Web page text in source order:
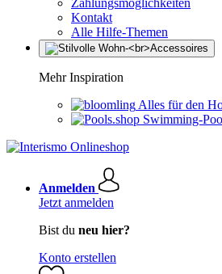
Zahlungsmöglichkeiten
Kontakt
Alle Hilfe-Themen
Mehr Inspiration
Alles für den
Swimming-
Anmelden
Jetzt anmelden
Bist du neu hier?
Konto erstellen